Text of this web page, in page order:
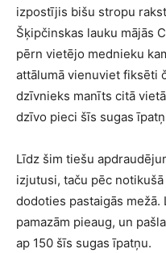
izpostījis bišu stropu
Šķipčinskas lauku mājās
pērn vietējo mednieku
attālumā vienuviet fiksēti
dzīvnieks manīts citā
dzīvo pieci šīs sugas
Līdz šim tiešu
izjutusi, taču pēc
dodoties pastaigās
pamazām pieaug, un
ap 150 šīs sugas īpatņu.